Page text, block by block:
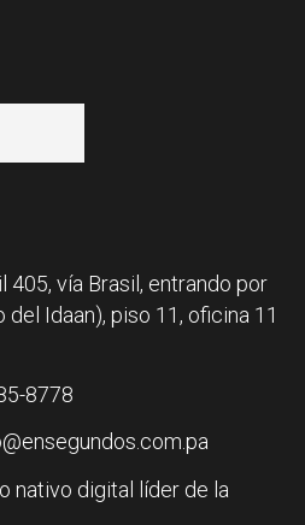
405, vía Brasil, entrando por
del Idaan), piso 11, oficina 11
8778
nativo digital líder de la